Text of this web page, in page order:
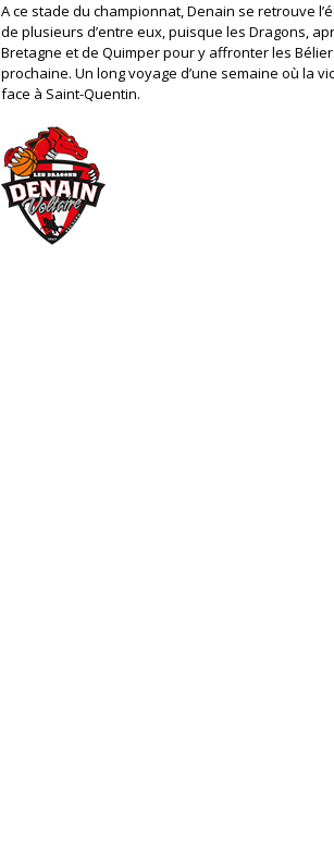
A ce stade du championnat, Denain se retrouve
de plusieurs d’entre eux, puisque les Dragons,
Bretagne et de Quimper pour y affronter les
prochaine. Un long voyage d’une semaine où la
face à Saint-Quentin.